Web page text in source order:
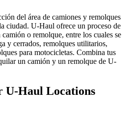
del área de camiones y remolques
ciudad. U-Haul ofrece un proceso de
o remolque, entre los cuales se
y cerrados, remolques utilitarios,
para motocicletas. Combina tus
un camión y un remolque de U-
U-Haul Locations